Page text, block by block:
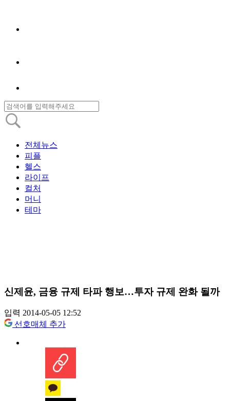
전체뉴스
피플
헬스
라이프
컬처
머니
테마
신제윤, 금융 규제 타파 행보…투자 규제 완화 될까
입력 2014-05-05 12:52
선호매체 추가